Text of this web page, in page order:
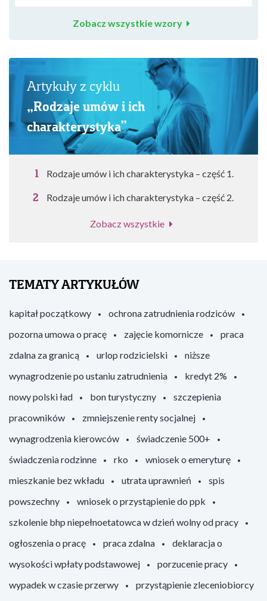
Zobacz wszystkie wzory
Artykuły z cyklu
„Rodzaje umów i ich
charakterystyka”
Rodzaje umów i ich charakterystyka – część 1.
Rodzaje umów i ich charakterystyka – część 2.
Zobacz wszystkie
TEMATY ARTYKUŁÓW
kapitał początkowy
ochrona zatrudnienia rodziców
pozorna umowa o pracę
zajęcie komornicze
praca
zdalna za granicą
urlop rodzicielski
niższe
wynagrodzenie po ustaniu zatrudnienia
kredyt 2%
nowy polski ład
bon turystyczny
szczepienia
pracowników
zmniejszenie renty socjalnej
wynagrodzenia kierowców
świadczenie 500+
świadczenia rodzinne
rko
wniosek o emeryturę
mieszkanie bez wkładu
utrata uprawnień
spis
powszechny
wniosek o przystąpienie do ppk
szkolenie bhp niepełnoetatowca w dzień wolny od pracy
ogłoszenia o pracę
praca zdalna
deklaracja o
wysokości wpłaty podstawowej
porzucenie pracy
wypadek w czasie przerwy
przystąpienie zleceniobiorcy